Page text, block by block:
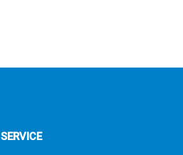
SERVICE